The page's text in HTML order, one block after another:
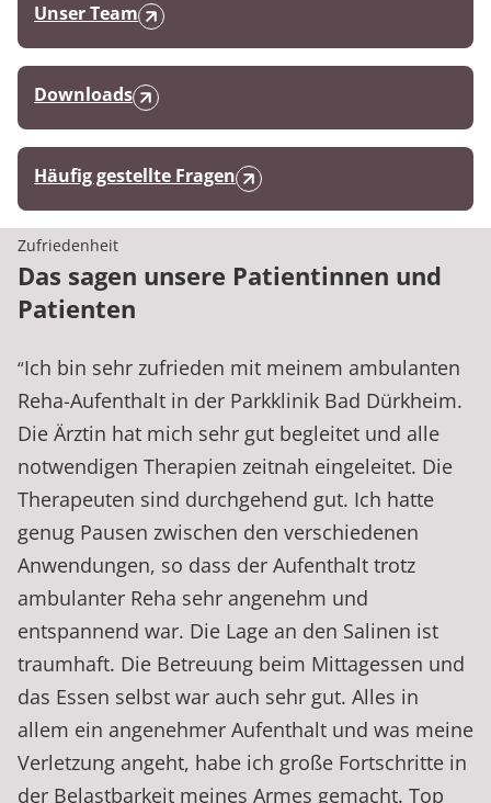
Unser Team
Downloads
Häufig gestellte Fragen
Zufriedenheit
Das sagen unsere Patientinnen und
Patienten
“Ich bin sehr zufrieden mit meinem ambulanten
Reha-Aufenthalt in der Parkklinik Bad Dürkheim.
Die Ärztin hat mich sehr gut begleitet und alle
notwendigen Therapien zeitnah eingeleitet. Die
Therapeuten sind durchgehend gut. Ich hatte
genug Pausen zwischen den verschiedenen
Anwendungen, so dass der Aufenthalt trotz
ambulanter Reha sehr angenehm und
entspannend war. Die Lage an den Salinen ist
traumhaft. Die Betreuung beim Mittagessen und
das Essen selbst war auch sehr gut. Alles in
allem ein angenehmer Aufenthalt und was meine
Verletzung angeht, habe ich große Fortschritte in
der Belastbarkeit meines Armes gemacht. Top